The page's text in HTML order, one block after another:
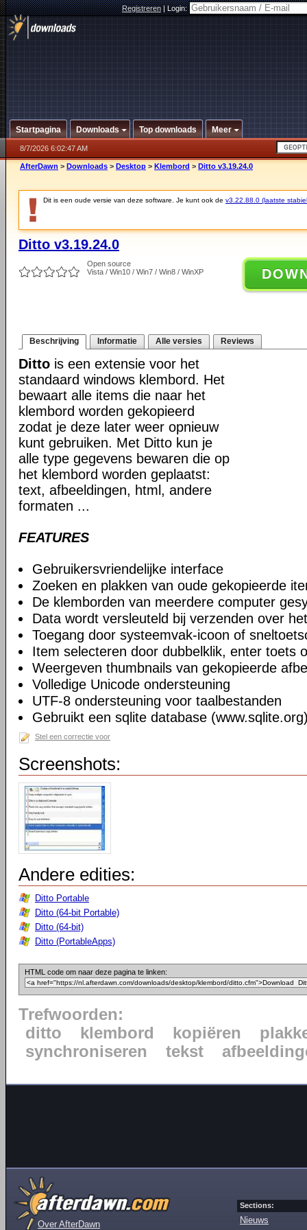
Registreren|Login:
Startpagina Downloads Top downloads Meer
8/7/2026 6:02:47 AM
AfterDawn > Downloads > Desktop > Klembord > Ditto v3.19.24.0
Dit is een oude versie van deze software. Je kunt ook de v3.22.88.0 (laatste
Ditto v3.19.24.0
Open source
Vista / Win10 / Win7 / Win8 / WinXP
Beschrijving Informatie Alle versies Reviews
Ditto is een extensie voor het
standaard windows klembord. Het
bewaart alle items die naar het
klembord worden gekopieerd
zodat je deze later weer opnieuw
kunt gebruiken. Met Ditto kun je
alle type gegevens bewaren die op
het klembord worden geplaatst:
text, afbeeldingen, html, andere
formaten ...
FEATURES
Gebruikersvriendelijke interface
Zoeken en plakken van oude gekopieerde
De klemborden van meerdere computer
Data wordt versleuteld bij verzenden over
Toegang door systeemvak-icoon of
Item selecteren door dubbelklik, enter toets
Weergeven thumbnails van gekopieerde
Volledige Unicode ondersteuning
UTF-8 ondersteuning voor taalbestanden
Gebruikt een sqlite database
Stel een correctie voor
Screenshots:
Andere edities:
Ditto Portable
Ditto (64-bit Portable)
Ditto (64-bit)
Ditto (PortableApps)
HTML code om naar deze pagina te linken:
Trefwoorden:
ditto
klembord kopiëren
synchroniseren
tekst
Over AfterDawn
Sections:
Nieuws